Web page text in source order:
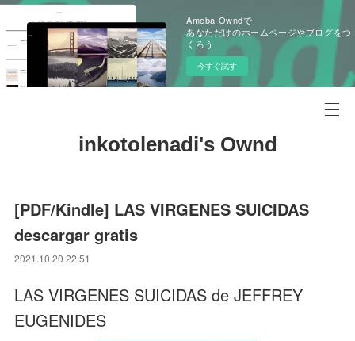
Ameba Owndで
あなただけのホームページやブログをつ
くろう
今すぐ試す
inkotolenadi's Ownd
[PDF/Kindle] LAS VIRGENES SUICIDAS
descargar gratis
2021.10.20 22:51
LAS VIRGENES SUICIDAS de JEFFREY
EUGENIDES